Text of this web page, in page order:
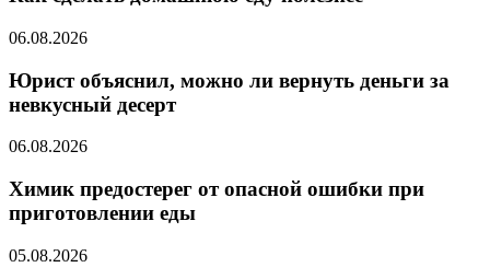
06.08.2026
Юрист объяснил, можно ли вернуть деньги за
невкусный десерт
06.08.2026
Химик предостерег от опасной ошибки при
приготовлении еды
05.08.2026